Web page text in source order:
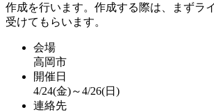
作成を行います。作成する際は、まずラ
受けてもらいます。
会場
高岡市
開催日
4/24(金)～4/26(日)
連絡先